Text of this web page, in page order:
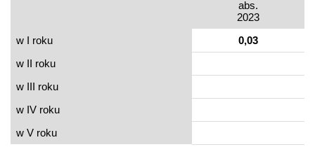
abs.
2023
w I roku
0,03
w II roku
w III roku
w IV roku
w V roku